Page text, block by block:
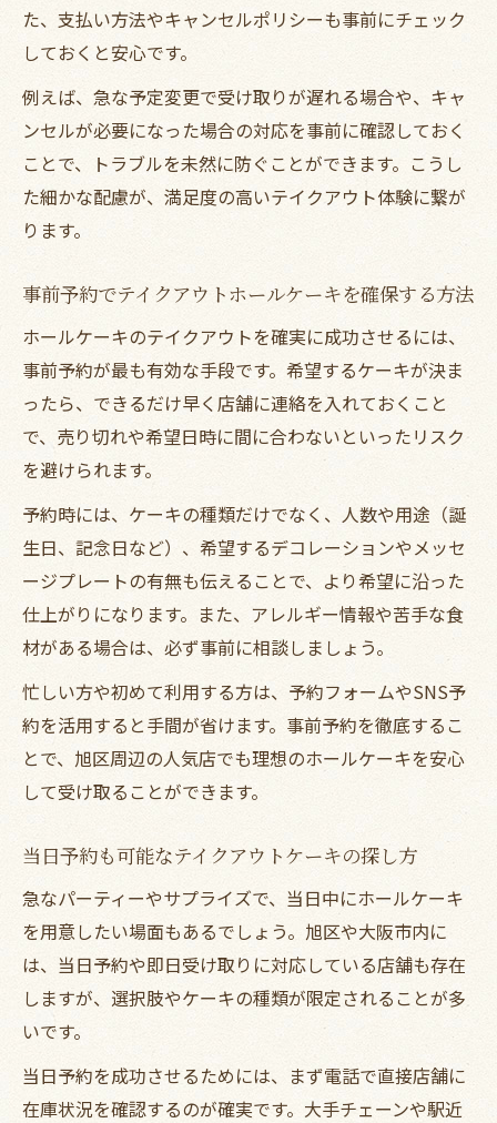
た、支払い方法やキャンセルポリシーも事前にチェック
しておくと安心です。
例えば、急な予定変更で受け取りが遅れる場合や、キャ
ンセルが必要になった場合の対応を事前に確認しておく
ことで、トラブルを未然に防ぐことができます。こうし
た細かな配慮が、満足度の高いテイクアウト体験に繋が
ります。
事前予約でテイクアウトホールケーキを確保する方法
ホールケーキのテイクアウトを確実に成功させるには、
事前予約が最も有効な手段です。希望するケーキが決ま
ったら、できるだけ早く店舗に連絡を入れておくこと
で、売り切れや希望日時に間に合わないといったリスク
を避けられます。
予約時には、ケーキの種類だけでなく、人数や用途（誕
生日、記念日など）、希望するデコレーションやメッセ
ージプレートの有無も伝えることで、より希望に沿った
仕上がりになります。また、アレルギー情報や苦手な食
材がある場合は、必ず事前に相談しましょう。
忙しい方や初めて利用する方は、予約フォームやSNS予
約を活用すると手間が省けます。事前予約を徹底するこ
とで、旭区周辺の人気店でも理想のホールケーキを安心
して受け取ることができます。
当日予約も可能なテイクアウトケーキの探し方
急なパーティーやサプライズで、当日中にホールケーキ
を用意したい場面もあるでしょう。旭区や大阪市内に
は、当日予約や即日受け取りに対応している店舗も存在
しますが、選択肢やケーキの種類が限定されることが多
いです。
当日予約を成功させるためには、まず電話で直接店舗に
在庫状況を確認するのが確実です。大手チェーンや駅近